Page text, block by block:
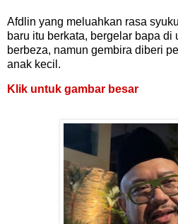
Afdlin yang meluahkan rasa
baru itu berkata, bergelar bapa
berbeza, namun gembira diberi
anak kecil.
Klik untuk gambar besar